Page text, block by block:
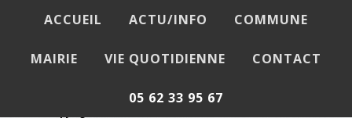
ACCUEIL ACTU/INFO COMMUNE
MAIRIE VIE QUOTIDIENNE CONTACT
05 62 33 95 67
Mentions légales